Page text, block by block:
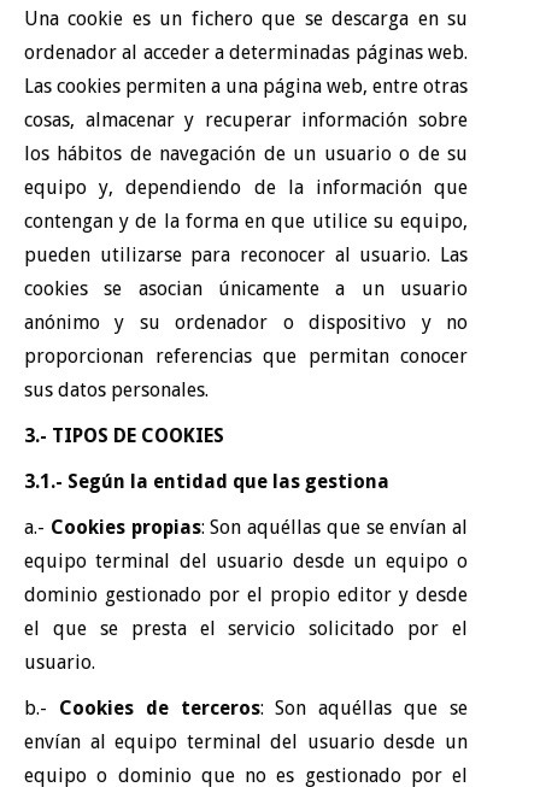
Una cookie es un fichero que se descarga en su
ordenador al acceder a determinadas páginas web.
Las cookies permiten a una página web, entre otras
cosas, almacenar y recuperar información sobre
los hábitos de navegación de un usuario o de su
equipo y, dependiendo de la información que
contengan y de la forma en que utilice su equipo,
pueden utilizarse para reconocer al usuario. Las
cookies se asocian únicamente a un usuario
anónimo y su ordenador o dispositivo y no
proporcionan referencias que permitan conocer
sus datos personales.
3.- TIPOS DE COOKIES
3.1.- Según la entidad que las gestiona
a.- Cookies propias: Son aquéllas que se envían al
equipo terminal del usuario desde un equipo o
dominio gestionado por el propio editor y desde
el que se presta el servicio solicitado por el
usuario.
b.- Cookies de terceros: Son aquéllas que se
envían al equipo terminal del usuario desde un
equipo o dominio que no es gestionado por el